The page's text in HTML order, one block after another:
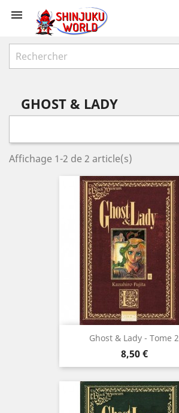

GHOST & LADY
Affichage 1-2 de 2 article(s)
Ghost & Lady - Tome 2
Prix
8,50 €